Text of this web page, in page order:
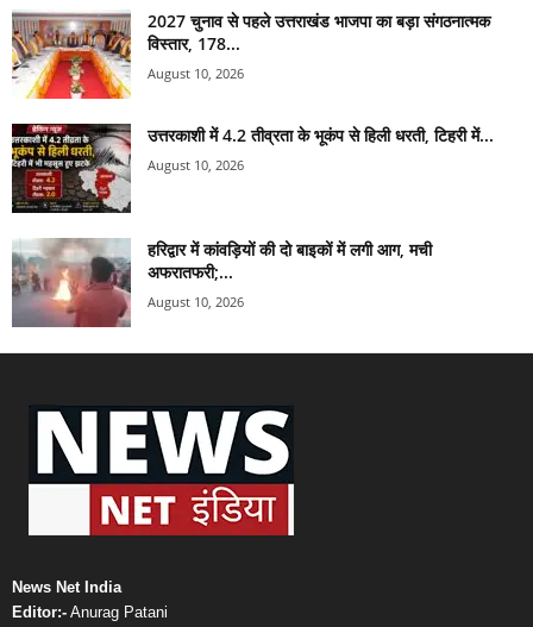
2027 चुनाव से पहले उत्तराखंड भाजपा का बड़ा संगठनात्मक
विस्तार, 178...
August 10, 2026
उत्तरकाशी में 4.2 तीव्रता के भूकंप से हिली धरती, टिहरी में...
August 10, 2026
हरिद्वार में कांवड़ियों की दो बाइकों में लगी आग, मची
अफरातफरी;...
August 10, 2026
News Net India
Editor:- Anurag Patani